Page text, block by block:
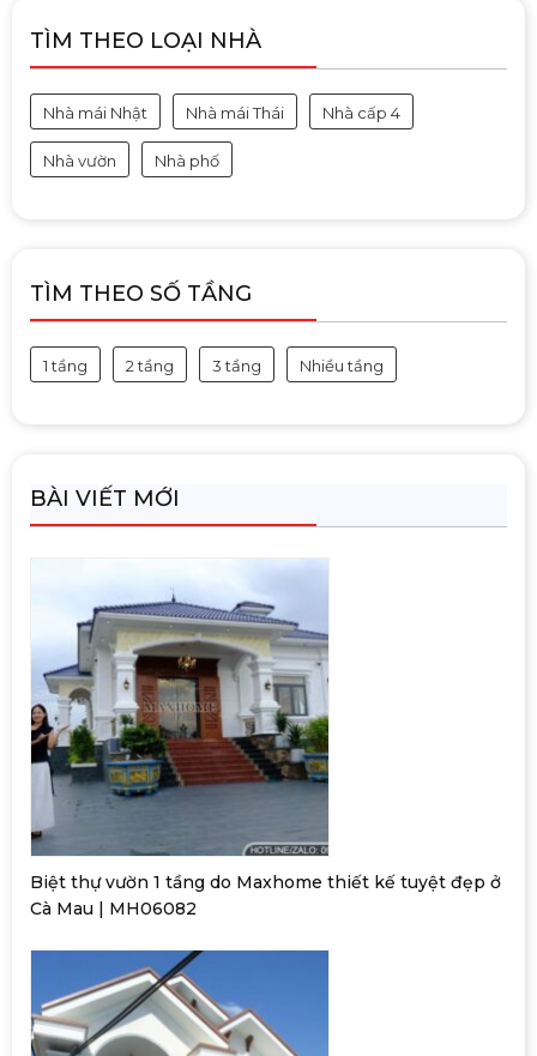
TÌM THEO LOẠI NHÀ
Nhà mái Nhật Nhà mái Thái Nhà cấp 4
Nhà vườn Nhà phố
TÌM THEO SỐ TẦNG
1 tầng 2 tầng 3 tầng Nhiều tầng
BÀI VIẾT MỚI
Biệt thự vườn 1 tầng do Maxhome thiết kế tuyệt đẹp ở
Cà Mau | MH06082